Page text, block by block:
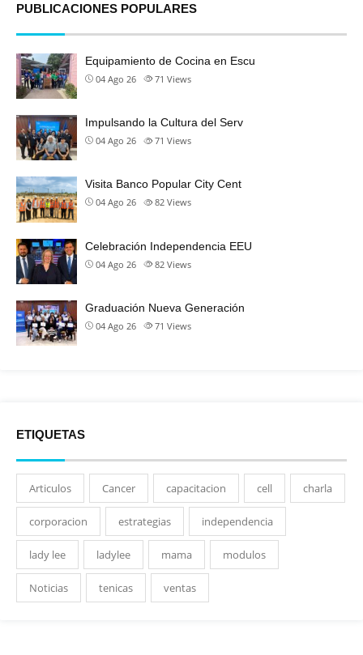
PUBLICACIONES POPULARES
Equipamiento de Cocina en Escu
04 Ago 26 71 Views
Impulsando la Cultura del Serv
04 Ago 26 71 Views
Visita Banco Popular City Cent
04 Ago 26 82 Views
Celebración Independencia EEU
04 Ago 26 82 Views
Graduación Nueva Generación
04 Ago 26 71 Views
ETIQUETAS
Articulos Cancer capacitacion cell charla
corporacion estrategias independencia
lady lee ladylee mama modulos
Noticias tenicas ventas